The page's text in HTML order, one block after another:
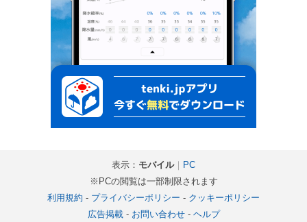
表示： モバイル｜ PC
※PCの閲覧は一部制限されます
利用規約 - プライバシーポリシー - クッキーポリシー
広告掲載- お問い合わせ- ヘルプ